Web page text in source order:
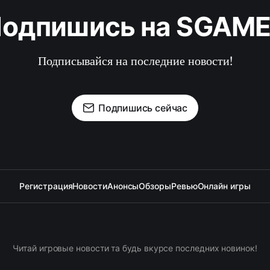
на
Подписывайся на последние новости!
Подпишись сейчас
РегистрацияНовостиАнонсыОбзорыРевьюОнлайн игры
Читай игровые новости та будь вкурсе последних новинок!